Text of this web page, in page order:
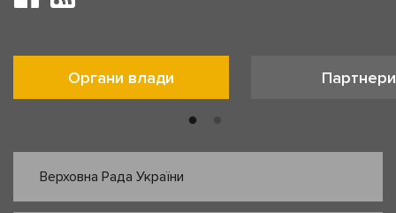
Органи влади Партнери
Верховна Рада України